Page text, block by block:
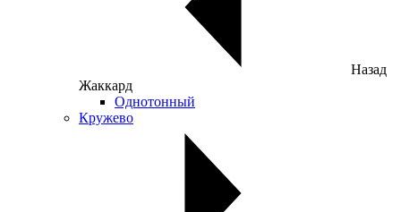
Назад
Жаккард
Однотонный
Кружево